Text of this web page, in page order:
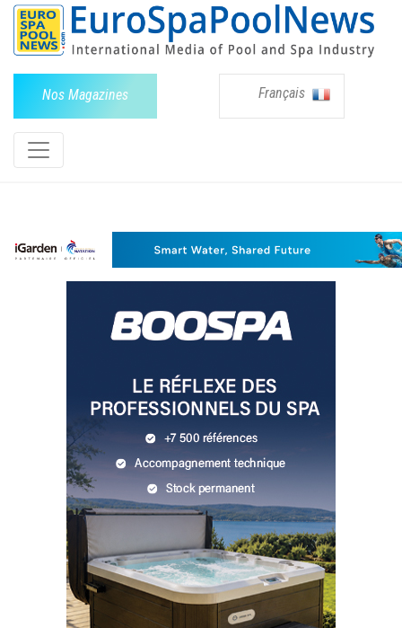
Nos Magazines Français